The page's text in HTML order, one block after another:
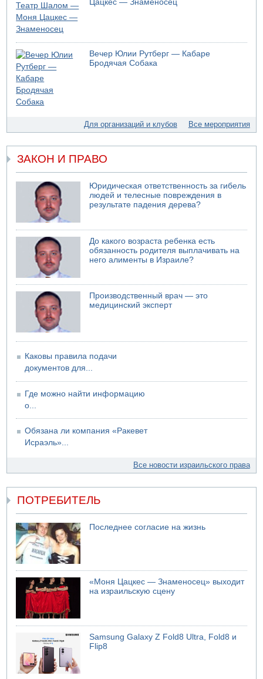
В России горят новые склады
05.08.2026 10:19
Хуситы сообщают об атаке по Саудовскому танкеру
Левые активисты пытались ворваться в офис
"Религиозного сионизма"
05.08.2026 06:42
В Дубае поднимается дым над портом
Еще один меморандум для Ирана
Цацкес — Знаменосец
Вечер Юлии Рутберг — Кабаре
Бродячая Собака
Для организаций и клубов Все мероприятия
ЗАКОН И ПРАВО
Юридическая ответственность за гибель
людей и телесные повреждения в
результате падения дерева?
До какого возраста ребенка есть
обязанность родителя выплачивать на
него алименты в Израиле?
Производственный врач — это
медицинский эксперт
Каковы правила подачи
документов для...
Где можно найти информацию
о...
Обязана ли компания «Ракевет
Исраэль»...
Все новости израильского права
ПОТРЕБИТЕЛЬ
Последнее согласие на жизнь
«Моня Цацкес — Знаменосец» выходит
на израильскую сцену
Samsung Galaxy Z Fold8 Ultra, Fold8 и
Flip8